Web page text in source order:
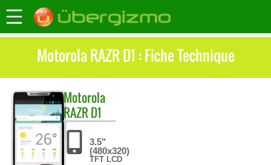
Motorola RAZR D1 : Fiche Technique
Motorola
RAZR D1
3.5"
(480x320)
TFT LCD